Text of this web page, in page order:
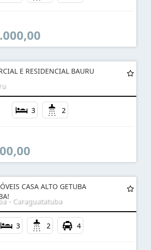
E RESIDENCIAL BAURU
3 2
CASA ALTO GETUBA
- Caraguatatuba
3 2 4